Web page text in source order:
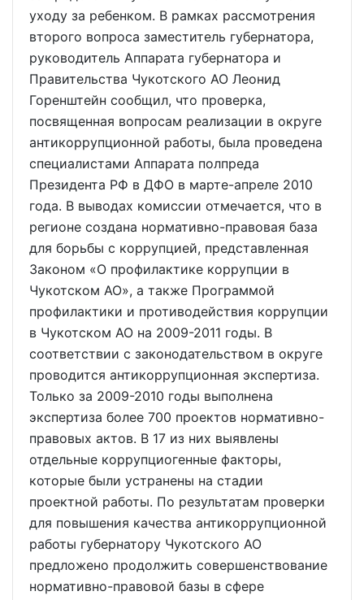
уходу за ребенком. В рамках рассмотрения
второго вопроса заместитель губернатора,
руководитель Аппарата губернатора и
Правительства Чукотского АО Леонид
Горенштейн сообщил, что проверка,
посвященная вопросам реализации в округе
антикоррупционной работы, была проведена
специалистами Аппарата полпреда
Президента РФ в ДФО в марте-апреле 2010
года. В выводах комиссии отмечается, что в
регионе создана нормативно-правовая база
для борьбы с коррупцией, представленная
Законом «О профилактике коррупции в
Чукотском АО», а также Программой
профилактики и противодействия коррупции
в Чукотском АО на 2009-2011 годы. В
соответствии с законодательством в округе
проводится антикоррупционная экспертиза.
Только за 2009-2010 годы выполнена
экспертиза более 700 проектов нормативно-
правовых актов. В 17 из них выявлены
отдельные коррупциогенные факторы,
которые были устранены на стадии
проектной работы. По результатам проверки
для повышения качества антикоррупционной
работы губернатору Чукотского АО
предложено продолжить совершенствование
нормативно-правовой базы в сфере